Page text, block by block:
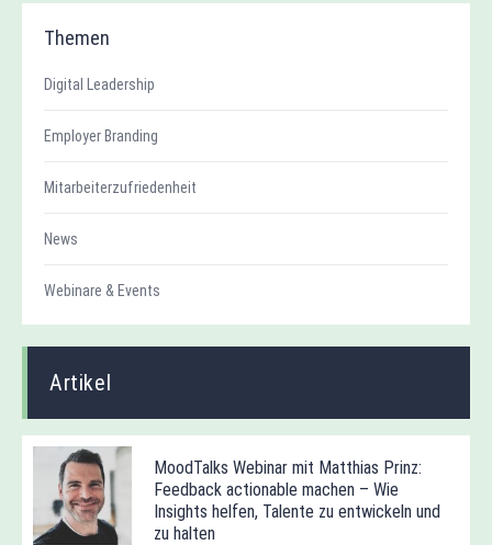
Themen
Digital Leadership
Employer Branding
Mitarbeiterzufriedenheit
News
Webinare & Events
Artikel
MoodTalks Webinar mit Matthias Prinz:
Feedback actionable machen – Wie
Insights helfen, Talente zu entwickeln und
zu halten